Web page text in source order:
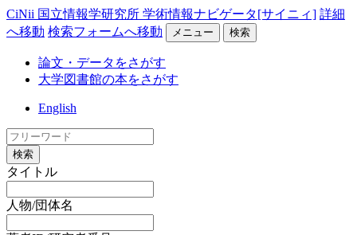
CiNii 国立情報学研究所 学術情報ナビゲータ[サイニィ] 詳細
へ移動 検索フォームへ移動 メニュー 検索
論文・データをさがす
大学図書館の本をさがす
English
検索
タイトル
人物/団体名